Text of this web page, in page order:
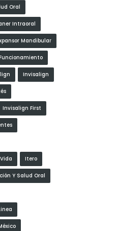
Oral
Intraoral
Mandibular
Invisalign
Invisalign First
Itero
Y Salud Oral